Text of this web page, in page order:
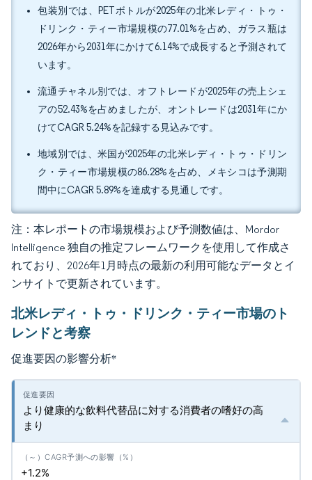
包装別では、PETボトルが2025年の北米レディ・トゥ・
ドリンク・ティー市場規模の77.01%を占め、ガラス瓶は
2026年から2031年にかけて6.14%で成長すると予測されて
います。
流通チャネル別では、オフトレードが2025年の売上シェ
アの52.43%を占めましたが、オントレードは2031年にか
けてCAGR 5.24%を記録する見込みです。
地域別では、米国が2025年の北米レディ・トゥ・ドリン
ク・ティー市場規模の86.28%を占め、メキシコは予測期
間中にCAGR 5.89%を達成する見通しです。
注：本レポートの市場規模および予測数値は、Mordor
Intelligence 独自の推定フレームワークを使用して作成さ
れており、2026年1月時点の最新の利用可能なデータとイ
ンサイトで更新されています。
北米レディ・トゥ・ドリンク・ティー市場のト
レンドと考察
促進要因の影響分析*
より健康的な飲料代替品に対する消費者の嗜好の高
まり
+1.2%